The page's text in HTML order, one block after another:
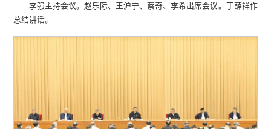
李强主持会议。赵乐际、王沪宁、蔡奇、李希出席会议。丁薛祥作
总结讲话。